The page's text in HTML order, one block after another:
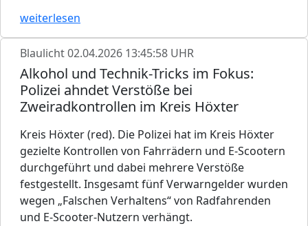
weiterlesen
Blaulicht02.04.2026 13:45:58 UHR
Alkohol und Technik-Tricks im Fokus:
Polizei ahndet Verstöße bei
Zweiradkontrollen im Kreis Höxter
Kreis Höxter (red). Die Polizei hat im Kreis Höxter
gezielte Kontrollen von Fahrrädern und E-Scootern
durchgeführt und dabei mehrere Verstöße
festgestellt. Insgesamt fünf Verwarngelder wurden
wegen „Falschen Verhaltens“ von Radfahrenden
und E-Scooter-Nutzern verhängt.